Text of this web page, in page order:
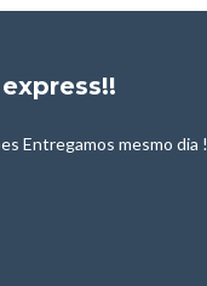
Entregamos mesmo dia !